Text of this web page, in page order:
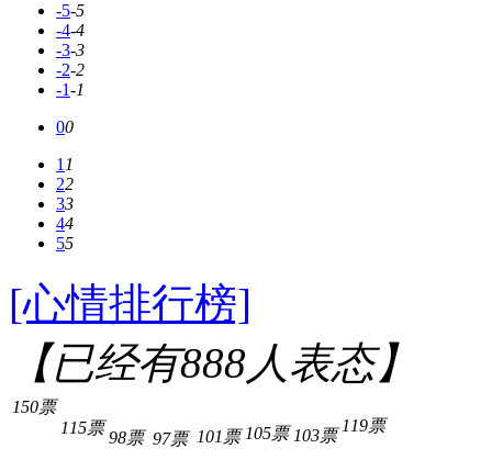
-5-5
-4-4
-3-3
-2-2
-1-1
00
11
22
33
44
55
[心情排行榜]
【已经有888人表态】
150票
115票
98票 97票 101票 105票 103票
119票